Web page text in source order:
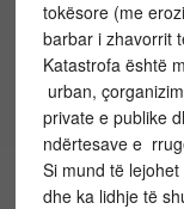
tokësore (me
barbar i zhavorrit
Katastrofa është
urban,
private e publike
ndërtesave e
Si mund të
dhe ka lidhje të